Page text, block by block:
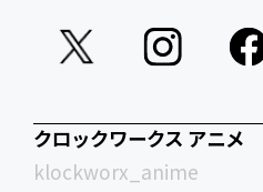
クロックワークス アニメ
klockworx_anime